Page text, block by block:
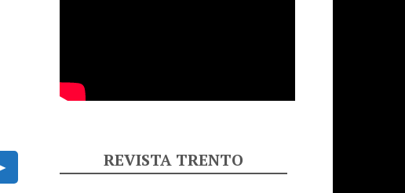
REVISTA TRENTO